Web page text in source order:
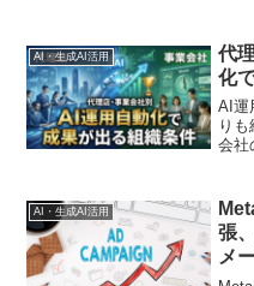
AI・生成AI活用
代
化
AI運
り
会社
AI・生成AI活用
張
メ